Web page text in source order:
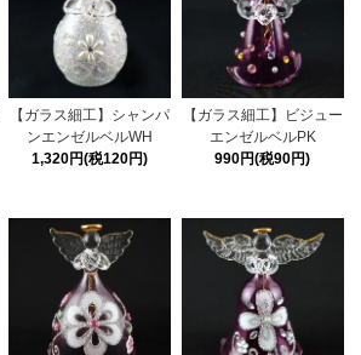
【ガラス細工】シャンパ
ンエンゼルベルWH
1,320円(税120円)
【ガラス細工】ビジュー
エンゼルベルPK
990円(税90円)